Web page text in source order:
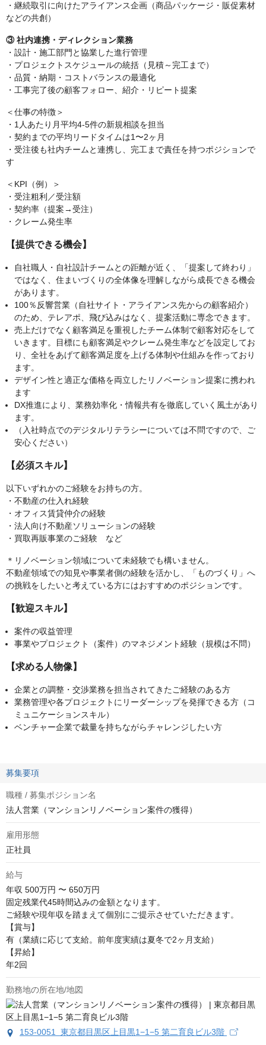
・継続取引に向けたアライアンス企画（商品パッケージ・販促素材
などの共創）
③ 社内連携・ディレクション業務
・設計・施工部門と協業した進行管理
・プロジェクトスケジュールの統括（見積～完工まで）
・品質・納期・コストバランスの最適化
・工事完了後の顧客フォロー、紹介・リピート提案
＜仕事の特徴＞
・1人あたり月平均4-5件の新規相談を担当
・契約までの平均リードタイムは1〜2ヶ月
・受注後も社内チームと連携し、完工まで責任を持つポジションで
す
＜KPI（例）＞
・受注粗利／受注額
・契約率（提案→受注）
・クレーム発生率
【提供できる機会】
自社職人・自社設計チームとの距離が近く、「提案して終わり」
ではなく、住まいづくりの全体像を理解しながら成長できる機会
があります。
100％反響営業（自社サイト・アライアンス先からの顧客紹介）
のため、テレアポ、飛び込みはなく、提案活動に専念できます。
売上だけでなく顧客満足を重視したチーム体制で顧客対応をして
いきます。目標にも顧客満足やクレーム発生率などを設定してお
り、全社をあげて顧客満足度を上げる体制や仕組みを作っており
ます。
デザイン性と適正な価格を両立したリノベーション提案に携われ
ます
DX推進により、業務効率化・情報共有を徹底していく風土があり
ます。
（入社時点でのデジタルリテラシーについては不問ですので、ご
安心ください）
【必須スキル】
以下いずれかのご経験をお持ちの方。
・不動産の仕入れ経験
・オフィス賃貸仲介の経験
・法人向け不動産ソリューションの経験
・買取再販事業のご経験 など
＊リノベーション領域について未経験でも構いません。
不動産領域での知見や事業者側の経験を活かし、「ものづくり」へ
の挑戦をしたいと考えている方にはおすすめのポジションです。
【歓迎スキル】
案件の収益管理
事業やプロジェクト（案件）のマネジメント経験（規模は不問）
【求める人物像】
企業との調整・交渉業務を担当されてきたご経験のある方
業務管理や各プロジェクトにリーダーシップを発揮できる方（コ
ミュニケーションスキル）
ベンチャー企業で裁量を持ちながらチャレンジしたい方
募集要項
職種 / 募集ポジション名
法人営業（マンションリノベーション案件の獲得）
雇用形態
正社員
給与
年収 500万円 〜 650万円
固定残業代45時間込みの金額となります。
ご経験や現年収を踏まえて個別にご提示させていただきます。
【賞与】
有（業績に応じて支給。前年度実績は夏冬で2ヶ月支給）
【昇給】
年2回
勤務地の所在地/地図
153-0051 東京都目黒区上目黒1−1−5 第二育良ビル3階